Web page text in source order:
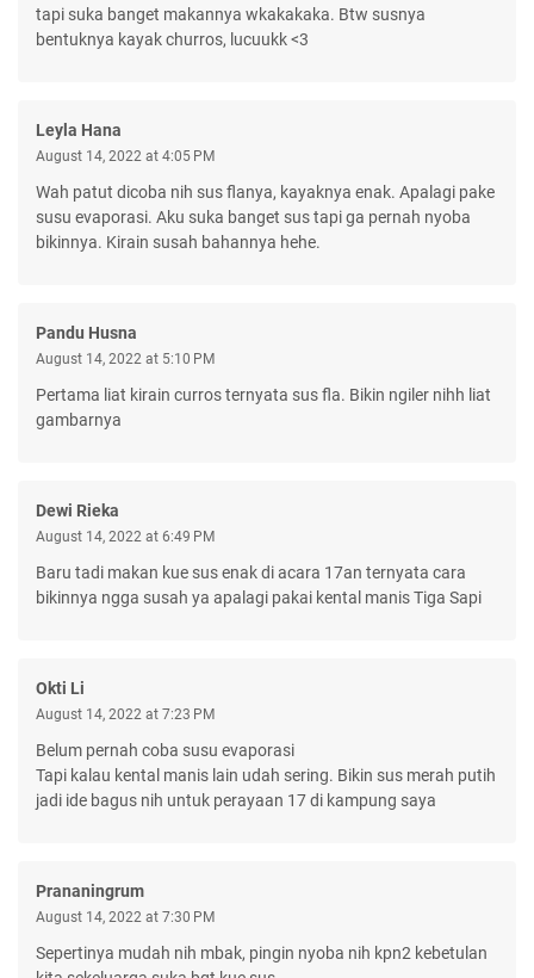
tapi suka banget makannya wkakakaka. Btw susnya
bentuknya kayak churros, lucuukk <3
Leyla Hana
August 14, 2022 at 4:05 PM
Wah patut dicoba nih sus flanya, kayaknya enak. Apalagi pake
susu evaporasi. Aku suka banget sus tapi ga pernah nyoba
bikinnya. Kirain susah bahannya hehe.
Pandu Husna
August 14, 2022 at 5:10 PM
Pertama liat kirain curros ternyata sus fla. Bikin ngiler nihh liat
gambarnya
Dewi Rieka
August 14, 2022 at 6:49 PM
Baru tadi makan kue sus enak di acara 17an ternyata cara
bikinnya ngga susah ya apalagi pakai kental manis Tiga Sapi
Okti Li
August 14, 2022 at 7:23 PM
Belum pernah coba susu evaporasi
Tapi kalau kental manis lain udah sering. Bikin sus merah putih
jadi ide bagus nih untuk perayaan 17 di kampung saya
Prananingrum
August 14, 2022 at 7:30 PM
Sepertinya mudah nih mbak, pingin nyoba nih kpn2 kebetulan